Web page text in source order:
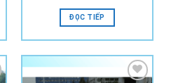
ĐỌC TIẾP